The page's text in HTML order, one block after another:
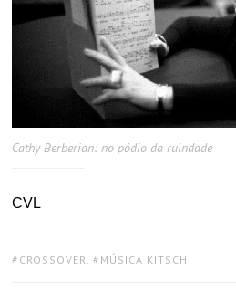
Cathy Berberian: no pódio da ruindade
CVL
TAGS:
CROSSOVER, MÚSICA KITSCH